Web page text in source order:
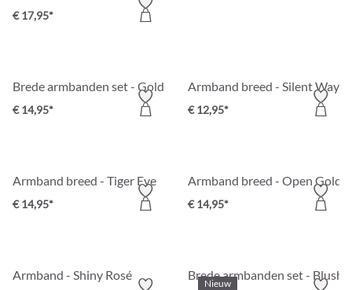
€ 17,95*
Brede armbanden set - Golden Earth
€ 14,95*
Armband breed - Silent Way
€ 12,95*
Armband breed - Tiger Eye
€ 14,95*
Armband breed - Open Gold
€ 14,95*
Armband - Shiny Rosé
Nieuw
Brede armbanden set - Blush